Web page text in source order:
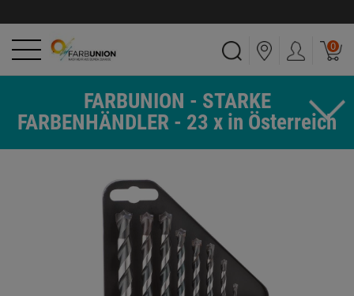
0
FARBUNION - STARKE
FARBENHÄNDLER - 23 x in Österreich